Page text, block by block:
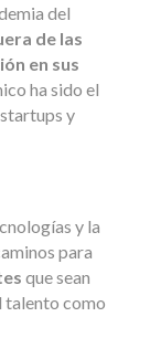
del
de las
en sus
ha sido el
y
y la
para
que sean
talento como